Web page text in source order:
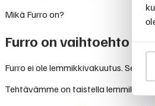
Mikä Furro on?
Furro on vaihtoehto
Furro ei ole lemmikkivakuutus. Se on
Tehtävämme on taistella